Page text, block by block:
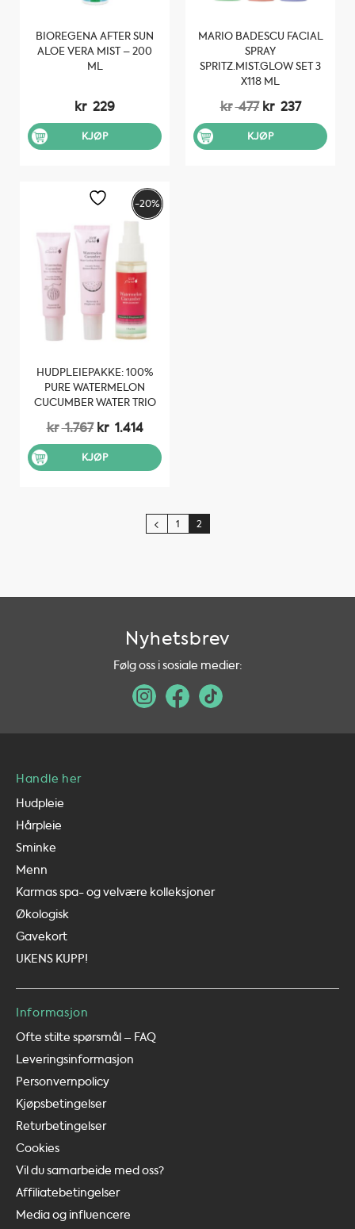
BIOREGENA AFTER SUN
ALOE VERA MIST – 200
ML
kr 229
KJØP
MARIO BADESCU FACIAL
SPRAY
SPRITZ.MIST.GLOW SET 3
X118 ML
kr477 Opprinnelig
pris
var:
kr 477.
kr 237
pris
kr 237.
KJØP
-20%
HUDPLEIEPAKKE: 100%
PURE WATERMELON
CUCUMBER WATER TRIO
kr1.767 Opprinnelig
pris
var:
kr 1.767.
kr 1.414Nåværende
pris
er:
kr 1.414.
KJØP
1 2
Nyhetsbrev
Følg oss i sosiale medier:
Handle her
Hudpleie
Hårpleie
Sminke
Menn
Karmas spa- og velvære kolleksjoner
Økologisk
Gavekort
UKENS KUPP!
Informasjon
Ofte stilte spørsmål – FAQ
Leveringsinformasjon
Personvernpolicy
Kjøpsbetingelser
Returbetingelser
Cookies
Vil du samarbeide med oss?
Affiliatebetingelser
Media og influencere